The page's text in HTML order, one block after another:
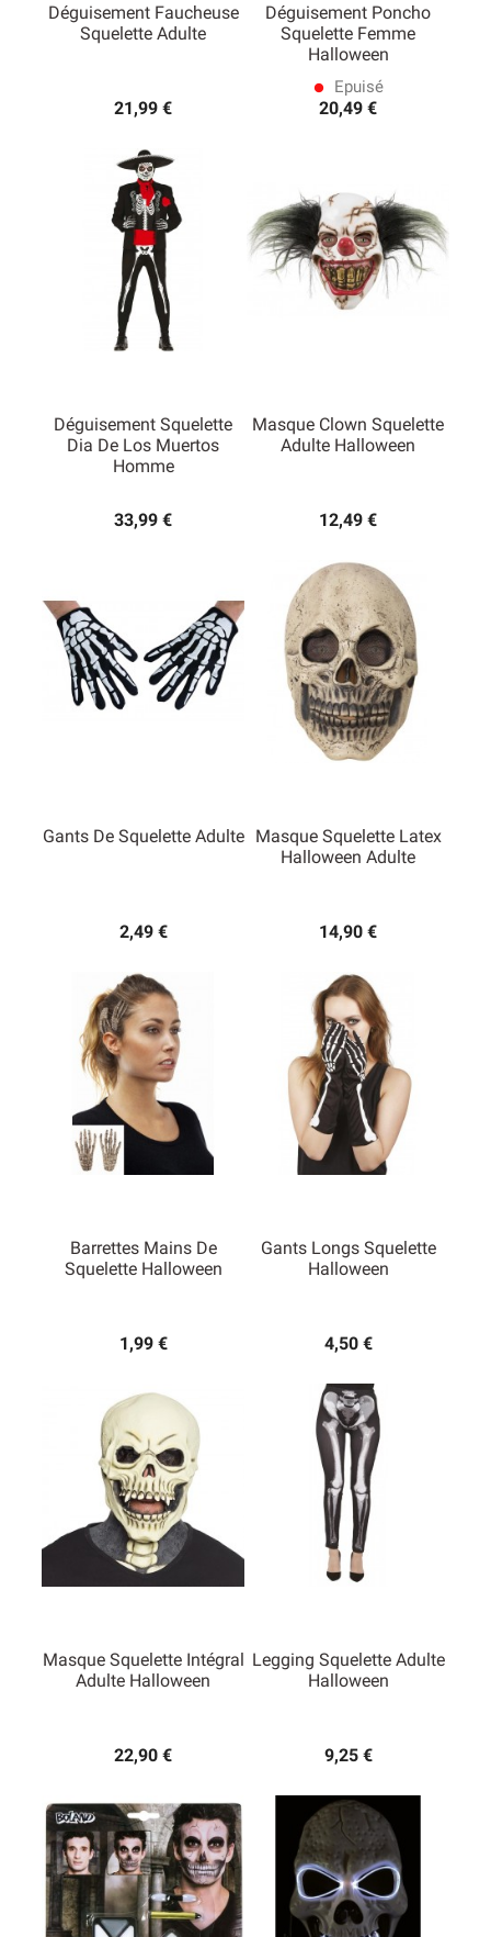
Déguisement Faucheuse
Squelette Adulte
21,99 €
Déguisement Poncho
Squelette Femme
Halloween
lens Epuisé
20,49 €
Déguisement Squelette
Dia De Los Muertos
Homme
33,99 €
Masque Clown Squelette
Adulte Halloween
12,49 €
Gants De Squelette Adulte
2,49 €
Masque Squelette Latex
Halloween Adulte
14,90 €
Barrettes Mains De
Squelette Halloween
1,99 €
Gants Longs Squelette
Halloween
4,50 €
Masque Squelette Intégral
Adulte Halloween
22,90 €
Legging Squelette Adulte
Halloween
9,25 €